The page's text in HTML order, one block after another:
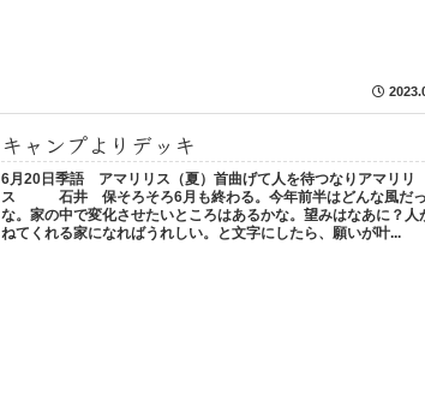
キャンプよりデッキ
6月20日季語 アマリリス（夏）首曲げて人を待つなりアマリリ
ス 石井 保そろそろ6月も終わる。今年前半はどんな風だ
な。家の中で変化させたいところはあるかな。望みはなあに？人
ねてくれる家になればうれしい。と文字にしたら、願いが叶...